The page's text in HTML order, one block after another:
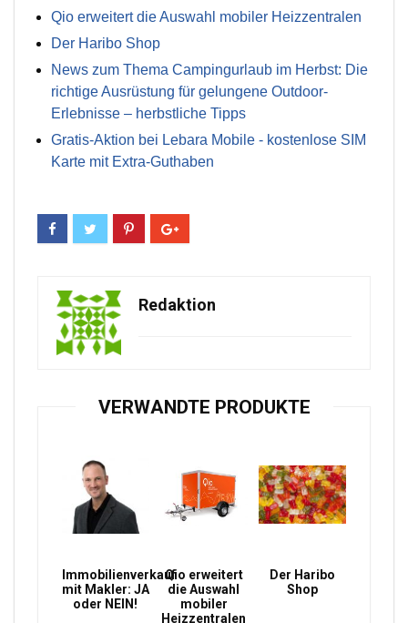
Qio erweitert die Auswahl mobiler Heizzentralen
Der Haribo Shop
News zum Thema Campingurlaub im Herbst: Die
richtige Ausrüstung für gelungene Outdoor-
Erlebnisse – herbstliche Tipps
Gratis-Aktion bei Lebara Mobile - kostenlose SIM
Karte mit Extra-Guthaben
Redaktion
VERWANDTE PRODUKTE
Immobilienverkauf
mit Makler: JA
oder NEIN!
Qio erweitert
die Auswahl
mobiler
Heizzentralen
Der Haribo
Shop